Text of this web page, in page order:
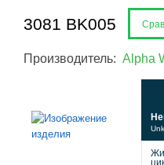
3081 BK005
Производитель: Alpha